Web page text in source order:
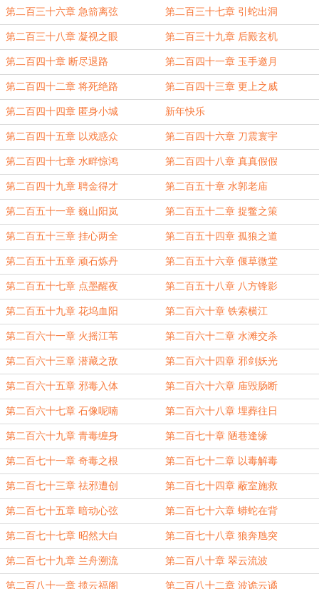
第二百三十六章 急箭离弦 第二百三十七章 引蛇出洞
第二百三十八章 凝视之眼 第二百三十九章 后殿玄机
第二百四十章 断尽退路 第二百四十一章 玉手邀月
第二百四十二章 将死绝路 第二百四十三章 更上之威
第二百四十四章 匿身小城 新年快乐
第二百四十五章 以戏惑众 第二百四十六章 刀震寰宇
第二百四十七章 水畔惊鸿 第二百四十八章 真真假假
第二百四十九章 聘金得才 第二百五十章 水郭老庙
第二百五十一章 巍山阳岚 第二百五十二章 捉鳖之策
第二百五十三章 挂心两全 第二百五十四章 孤狼之道
第二百五十五章 顽石炼丹 第二百五十六章 偃草微堂
第二百五十七章 点墨醒夜 第二百五十八章 八方锋影
第二百五十九章 花坞血阳 第二百六十章 铁索横江
第二百六十一章 火摇江苇 第二百六十二章 水滩交杀
第二百六十三章 潜藏之敌 第二百六十四章 邪剑妖光
第二百六十五章 邪毒入体 第二百六十六章 庙毁肠断
第二百六十七章 石像呢喃 第二百六十八章 埋葬往日
第二百六十九章 青毒缠身 第二百七十章 陋巷逢缘
第二百七十一章 奇毒之根 第二百七十二章 以毒解毒
第二百七十三章 祛邪遭创 第二百七十四章 蔽室施救
第二百七十五章 暗动心弦 第二百七十六章 蟒蛇在背
第二百七十七章 昭然大白 第二百七十八章 狼奔虺突
第二百七十九章 兰舟溯流 第二百八十章 翠云流波
第二百八十一章 揽云福阁 第二百八十二章 波诡云谲